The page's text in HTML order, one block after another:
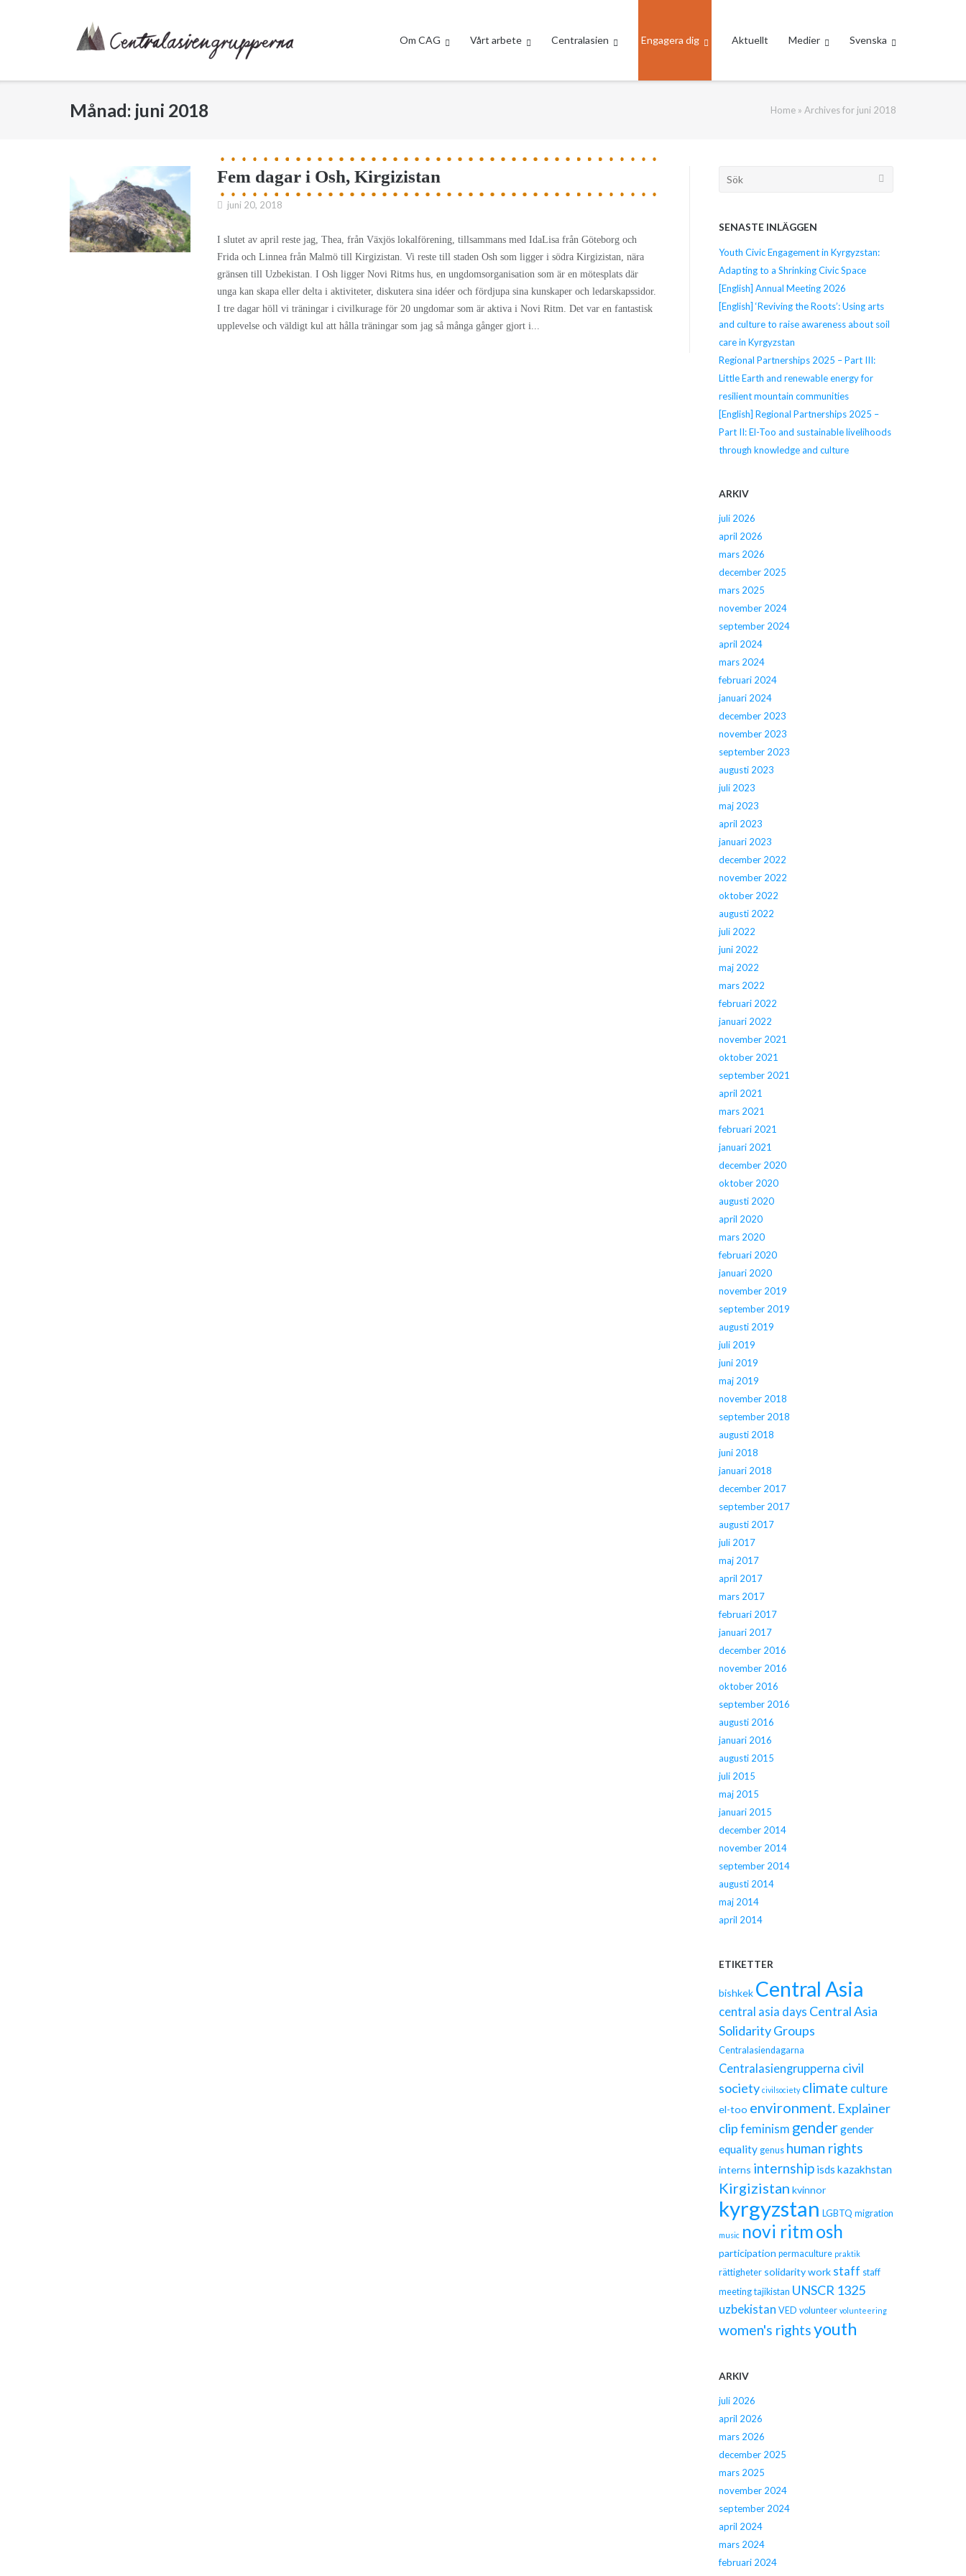
Om CAG Vårt arbete Centralasien Engagera dig Aktuellt Medier Svenska
Månad: juni 2018 Home » Archives for juni 2018
Fem dagar i Osh, Kirgizistan
juni 20, 2018
I slutet av april reste jag, Thea, från Växjös lokalförening, tillsammans med IdaLisa från Göteborg och
Frida och Linnea från Malmö till Kirgizistan. Vi reste till staden Osh som ligger i södra Kirgizistan, nära
gränsen till Uzbekistan. I Osh ligger Novi Ritms hus, en ungdomsorganisation som är en mötesplats där
unga kan skapa eller delta i aktiviteter, diskutera sina idéer och fördjupa sina kunskaper och ledarskapssidor.
I tre dagar höll vi träningar i civilkurage för 20 ungdomar som är aktiva i Novi Ritm. Det var en fantastisk
upplevelse och väldigt kul att hålla träningar som jag så många gånger gjort i...
Söka
SENASTE INLÄGGEN
Youth Civic Engagement in Kyrgyzstan:
Adapting to a Shrinking Civic Space
[English] Annual Meeting 2026
[English] ‘Reviving the Roots’: Using arts
and culture to raise awareness about soil
care in Kyrgyzstan
Regional Partnerships 2025 – Part III:
Little Earth and renewable energy for
resilient mountain communities
[English] Regional Partnerships 2025 –
Part II: El-Too and sustainable livelihoods
through knowledge and culture
ARKIV
juli 2026
april 2026
mars 2026
december 2025
mars 2025
november 2024
september 2024
april 2024
mars 2024
februari 2024
januari 2024
december 2023
november 2023
september 2023
augusti 2023
juli 2023
maj 2023
april 2023
januari 2023
december 2022
november 2022
oktober 2022
augusti 2022
juli 2022
juni 2022
maj 2022
mars 2022
februari 2022
januari 2022
november 2021
oktober 2021
september 2021
april 2021
mars 2021
februari 2021
januari 2021
december 2020
oktober 2020
augusti 2020
april 2020
mars 2020
februari 2020
januari 2020
november 2019
september 2019
augusti 2019
juli 2019
juni 2019
maj 2019
november 2018
september 2018
augusti 2018
juni 2018
januari 2018
december 2017
september 2017
augusti 2017
juli 2017
maj 2017
april 2017
mars 2017
februari 2017
januari 2017
december 2016
november 2016
oktober 2016
september 2016
augusti 2016
januari 2016
augusti 2015
juli 2015
maj 2015
januari 2015
december 2014
november 2014
september 2014
augusti 2014
maj 2014
april 2014
ETIKETTER
bishkek Central Asia
central asia days Central Asia
Solidarity Groups
Centralasiendagarna
Centralasiengrupperna civil
society civilsociety climate culture
el-too environment. Explainer
clip feminism gendergender
equality genus human rights
interns internship isds kazakhstan
Kirgizistan kvinnor
kyrgyzstan LGBTQ migration
music novi ritmosh
participation permaculture praktik
rättigheter solidarity work staff staff
meeting tajikistan UNSCR 1325
uzbekistan VED volunteer volunteering
women's rightsyouth
ARKIV
juli 2026
april 2026
mars 2026
december 2025
mars 2025
november 2024
september 2024
april 2024
mars 2024
februari 2024